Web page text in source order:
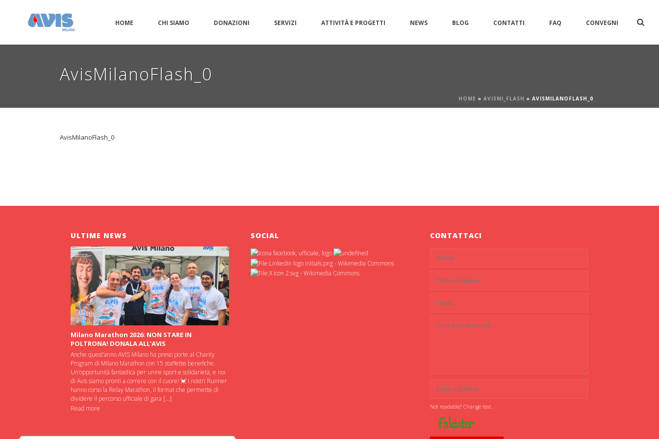
HOME CHI SIAMO DONAZIONI SERVIZI ATTIVITÀ E PROGETTI NEWS BLOG CONTATTI FAQ CONVEGNI
AvisMilanoFlash_0
HOME » AVISMI_FLASH » AVISMILANOFLASH_0
AvisMilanoFlash_0
ULTIME NEWS
Milano Marathon 2026: NON STARE IN
POLTRONA! DONALA ALL’AVIS
Anche quest’anno AVIS Milano ha preso porte al Charity
Program di Milano Marathon con 15 staffette benefiche.
Un’opportunità fantastica per unire sport e solidarietà, e noi
di Avis siamo pronti a correre con il cuore! 💓 I nostri Runner
hanno corso la Relay Marathon, il format che permette di
dividere il percorso ufficiale di gara […]
Read more
SOCIAL CONTATTACI
Not readable? Change text.